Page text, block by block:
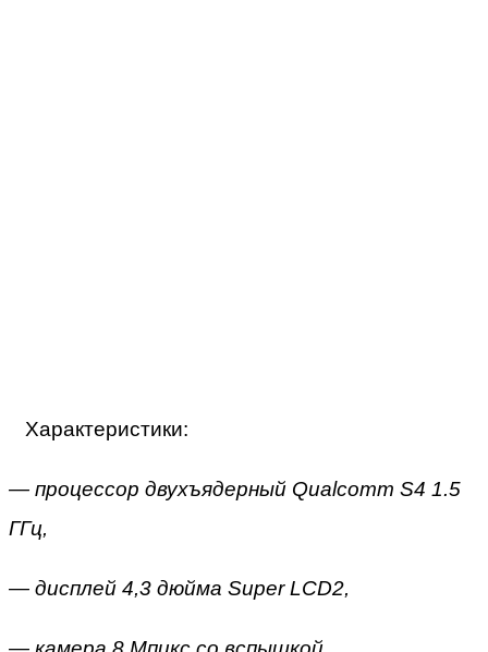
Характеристики:
— процессор двухъядерный Qualcomm S4 1.5
ГГц,
— дисплей 4,3 дюйма Super LCD2,